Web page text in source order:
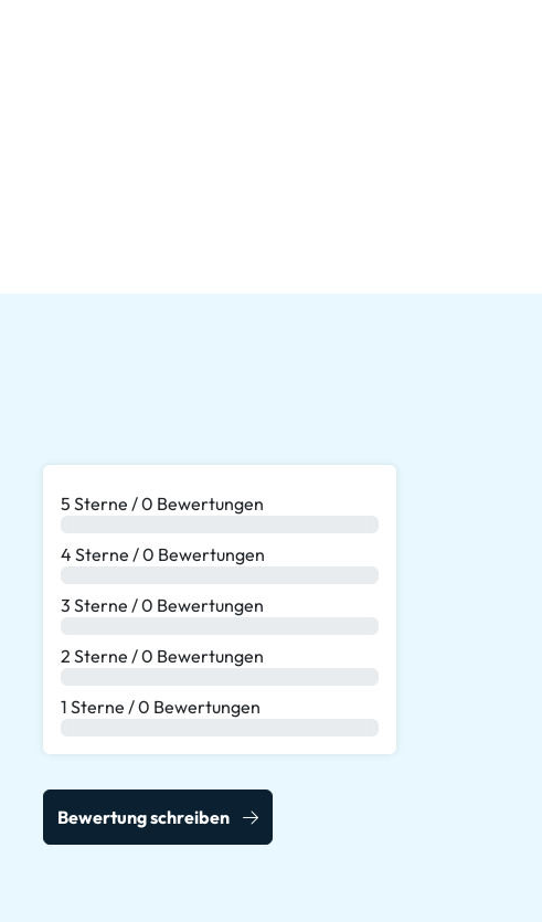
5 Sterne / 0 Bewertungen
4 Sterne / 0 Bewertungen
3 Sterne / 0 Bewertungen
2 Sterne / 0 Bewertungen
1 Sterne / 0 Bewertungen
Bewertung schreiben